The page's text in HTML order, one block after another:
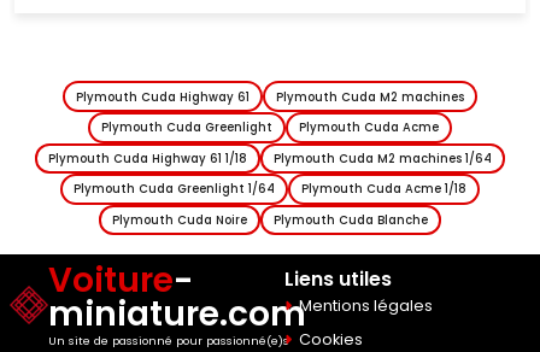
Plymouth Cuda Highway 61
Plymouth Cuda M2 machines
Plymouth Cuda Greenlight
Plymouth Cuda Acme
Plymouth Cuda Highway 61 1/18
Plymouth Cuda M2 machines 1/64
Plymouth Cuda Greenlight 1/64
Plymouth Cuda Acme 1/18
Plymouth Cuda Noire
Plymouth Cuda Blanche
Voiture-
miniature.com
Un site de passionné pour passionné(e)s
Liens utiles
Mentions légales
Cookies